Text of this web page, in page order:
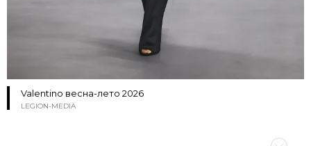
Valentino весна-лето 2026
LEGION-MEDIA